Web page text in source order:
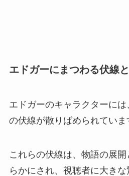
エドガーにまつわる伏線
エドガーのキャラクターには
の伏線が散りばめられていま
これらの伏線は、物語の展
らかにされ、視聴者に大き